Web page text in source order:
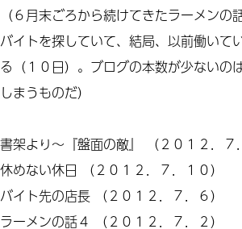
６月末ごろから続けてきたラーメンの
イトを探していて、結局、以前働い
（１０日）。ブログの本数が少ないの
まうものだ）
書架より～『盤面の敵』
（２０１２．７
休めない休日 （２０１２．７．１０）
バイト先の店長 （２０１２．７．６）
ラーメンの話４ （２０１２．７．２）